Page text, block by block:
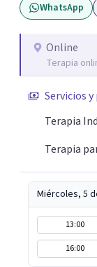
WhatsApp
Online
Terapia
Servicios
Terapia
Terapia
Miércoles, 5
13:00
16:00